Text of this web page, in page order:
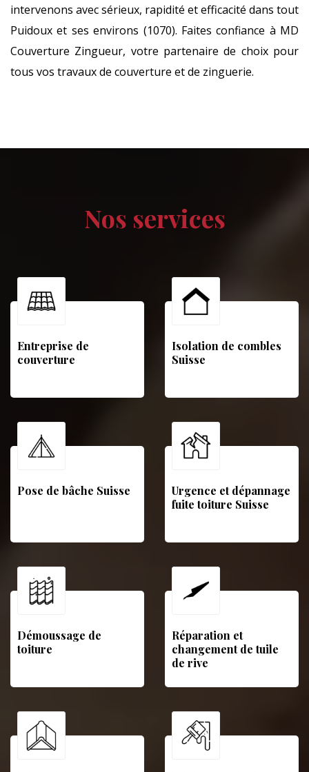
intervenons avec sérieux, rapidité et efficacité dans tout
Puidoux et ses environs (1070). Faites confiance à MD
Couverture Zingueur, votre partenaire de choix pour
tous vos travaux de couverture et de zinguerie.
Nos services
Entreprise de
couverture
Isolation de combles
Suisse
Pose de bâche Suisse
Urgence et dépannage
fuite toiture Suisse
Démoussage de
toiture
Réparation et
changement de tuile
de rive